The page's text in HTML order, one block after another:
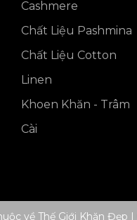
Cashmere
Chất Liệu Pashmina
Chất Liệu Cotton
Linen
Khoen Khăn - Trâm
Cài
về Thế Giới Khăn Đẹp |